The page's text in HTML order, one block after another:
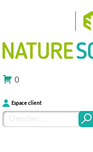
0
Espace client
Chercher
pour